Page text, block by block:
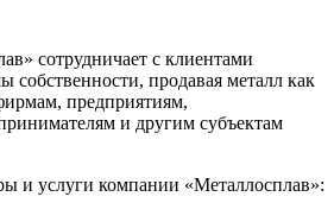
сотрудничает с клиентами
собственности, продавая металл как
предприятиям,
и другим субъектам
и услуги компании «Металлосплав»: